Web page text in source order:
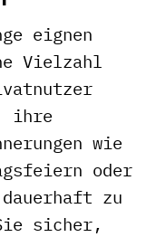
eignen
Vielzahl
ihre
wie
oder
zu
sicher,